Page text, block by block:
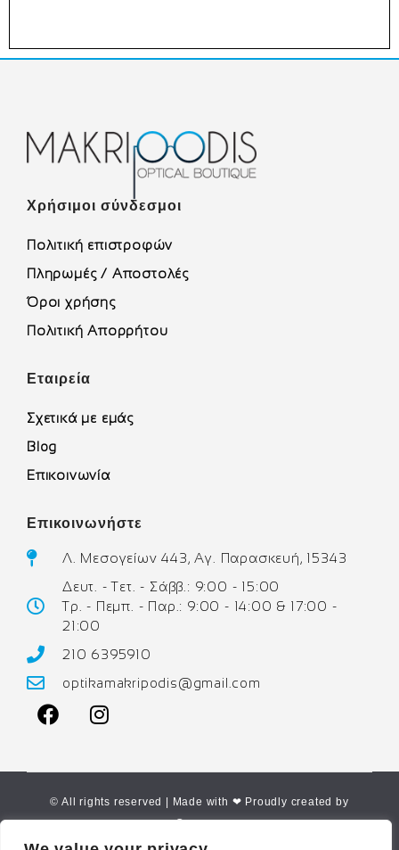
Χρήσιμοι σύνδεσμοι
Πολιτική επιστροφών
Πληρωμές / Αποστολές
Όροι χρήσης
Πολιτική Απορρήτου
Εταιρεία
Σχετικά με εμάς
Blog
Επικοινωνία
Επικοινωνήστε
Λ. Μεσογείων 443, Αγ. Παρασκευή, 15343
Δευτ. - Τετ. - Σάββ.: 9:00 - 15:00
Τρ. - Πεμπ. - Παρ.: 9:00 - 14:00 & 17:00 -
21:00
210 6395910
optikamakripodis@gmail.com
© All rights reserved | Made with ❤ Proudly created by
Corne.gr